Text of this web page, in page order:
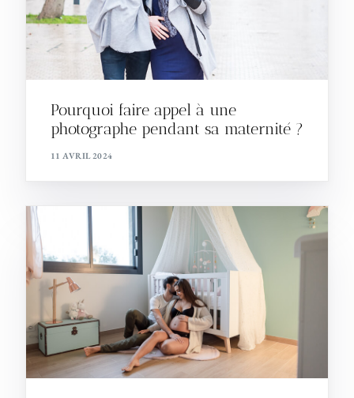
Pourquoi faire appel à une
photographe pendant sa maternité ?
11 AVRIL 2024